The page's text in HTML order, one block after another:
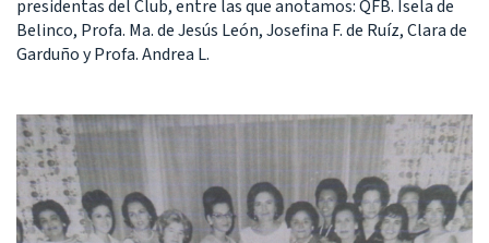
presidentas del Club, entre las que anotamos: QFB. Isela de
Belinco, Profa. Ma. de Jesús León, Josefina F. de Ruíz, Clara de
Garduño y Profa. Andrea L.